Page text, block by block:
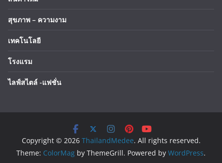
สุขภาพ – ความงาม
เทคโนโลยี
โรงแรม
ไลฟ์สไตล์ -แฟชั่น
Copyright © 2026 ThailandMedee. All rights reserved.
Theme: ColorMag by ThemeGrill. Powered by WordPress.